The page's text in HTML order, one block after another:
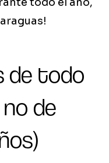
de todo
de